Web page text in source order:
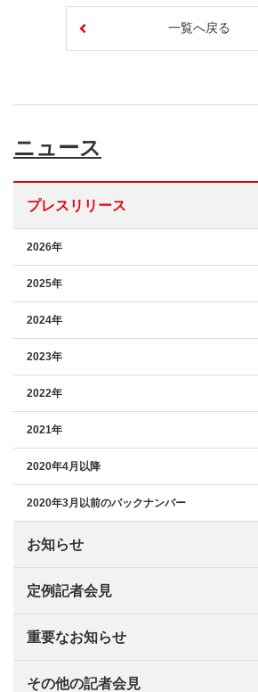
一覧へ戻る
ニュース
プレスリリース
2026年
2025年
2024年
2023年
2022年
2021年
2020年4月以降
2020年3月以前のバックナンバー
お知らせ
定例記者会見
重要なお知らせ
その他の記者会見